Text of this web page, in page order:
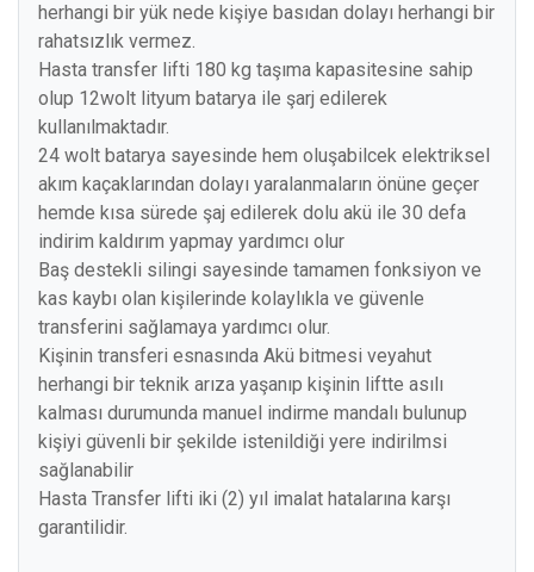
herhangi bir yük nede kişiye basıdan dolayı herhangi bir
rahatsızlık vermez.
Hasta transfer lifti 180 kg taşıma kapasitesine sahip
olup 12wolt lityum batarya ile şarj edilerek
kullanılmaktadır.
24 wolt batarya sayesinde hem oluşabilcek elektriksel
akım kaçaklarından dolayı yaralanmaların önüne geçer
hemde kısa sürede şaj edilerek dolu akü ile 30 defa
indirim kaldırım yapmay yardımcı olur
Baş destekli silingi sayesinde tamamen fonksiyon ve
kas kaybı olan kişilerinde kolaylıkla ve güvenle
transferini sağlamaya yardımcı olur.
Kişinin transferi esnasında Akü bitmesi veyahut
herhangi bir teknik arıza yaşanıp kişinin liftte asılı
kalması durumunda manuel indirme mandalı bulunup
kişiyi güvenli bir şekilde istenildiği yere indirilmsi
sağlanabilir
Hasta Transfer lifti iki (2) yıl imalat hatalarına karşı
garantilidir.